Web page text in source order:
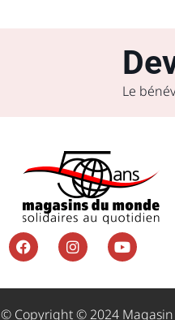
Le
© Copyright © 2024